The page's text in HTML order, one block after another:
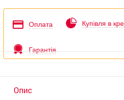
Оплата Купівля в
Гарантія
Опис